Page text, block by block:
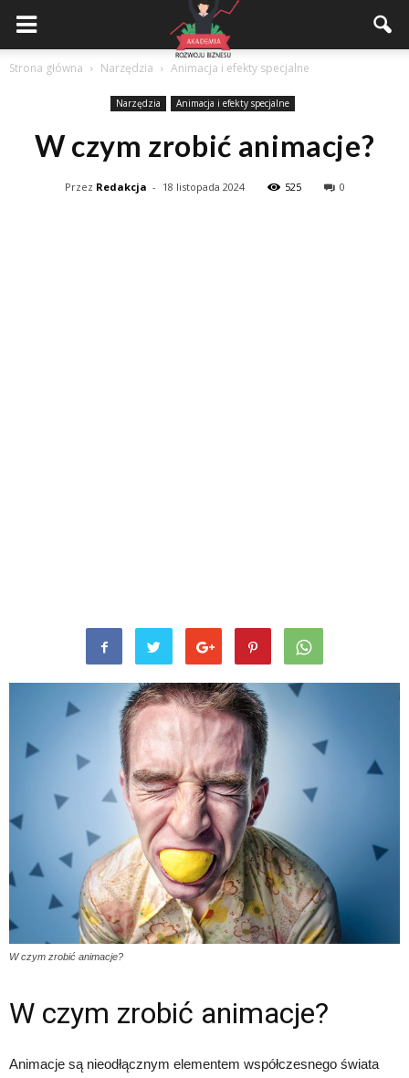
Akademiarozwojubiznesu.pl
Strona główna Narzędzia Animacja i efekty specjalne
Narzędzia Animacja i efekty specjalne
W czym zrobić animacje?
Przez Redakcja - 18 listopada 2024 525 0
W czym zrobić animacje?
W czym zrobić animacje?
Animacje są nieodłącznym elementem współczesnego świata